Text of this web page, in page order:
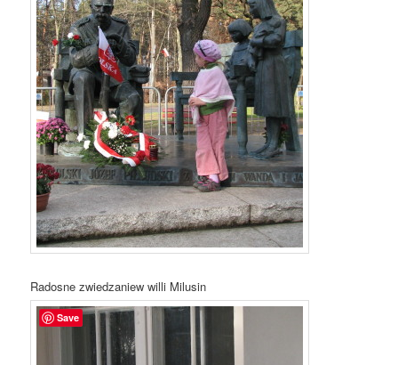
Radosne zwiedzaniew willi Milusin
Save